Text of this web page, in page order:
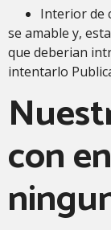
Interior de
se amable y,
que deberian
intentarlo
con